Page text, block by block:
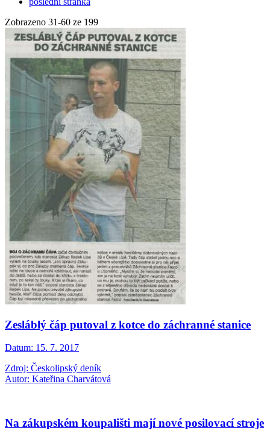
Zobrazeno 31-60 ze 199
Zesláblý čáp putoval z kotce do záchranné stanice
Datum: 15. 7. 2017
Zdroj: Českolipský deník
Autor: Kateřina Charvátová
Na zákupském koupališti mají nové posilovací stroje